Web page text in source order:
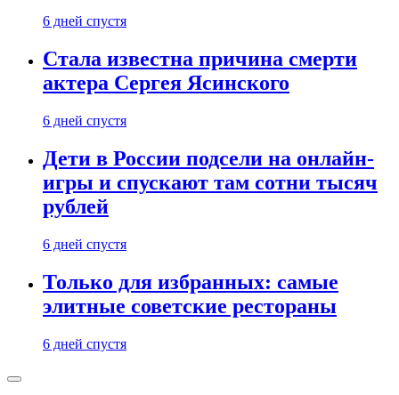
6 дней спустя
Стала известна причина смерти
актера Сергея Ясинского
6 дней спустя
Дети в России подсели на онлайн-
игры и спускают там сотни тысяч
рублей
6 дней спустя
Только для избранных: самые
элитные советские рестораны
6 дней спустя